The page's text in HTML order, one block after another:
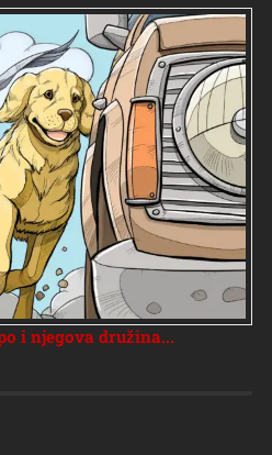
i njegova družina...